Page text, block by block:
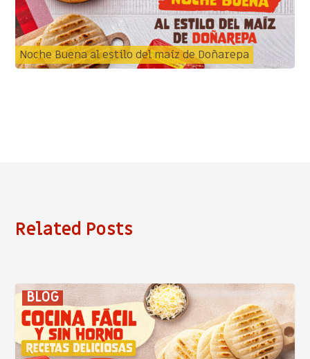
Noche Buena al estilo del maíz de Doñarepa
Related Posts
BLOG
Cocina
fácil
sin